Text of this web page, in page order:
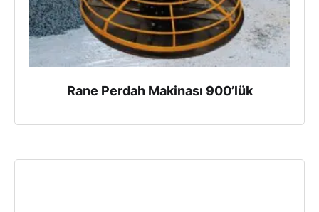
Rane Perdah Makinası 900’lük